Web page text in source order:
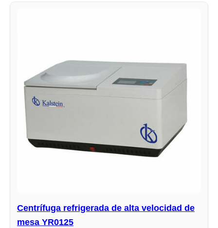
Centrífuga refrigerada de alta velocidad de
mesa YR0125